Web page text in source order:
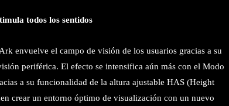
todos los sentidos
envuelve el campo de visión de los usuarios gracias a su
periférica. El efecto se intensifica aún más con el Modo
a su funcionalidad de la altura ajustable HAS (Height
crear un entorno óptimo de visualización con un nuevo